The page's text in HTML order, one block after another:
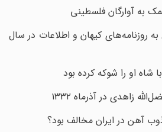
آوارگان فلسطینی
کیهان و اطلاعات در سال
او را شوکه کرده بود
در آذرماه ۱۳۳۲
آهن در ایران مخالف بود؟